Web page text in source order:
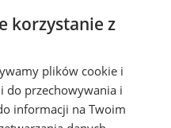
nieruchomości
korzystanie z
plików cookie i
do przechowywania i
informacji na Twoim